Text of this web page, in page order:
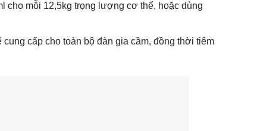
cho mỗi 12,5kg trọng lượng cơ thể, hoặc dùng
cấp cho toàn bộ đàn gia cầm, đồng thời tiêm